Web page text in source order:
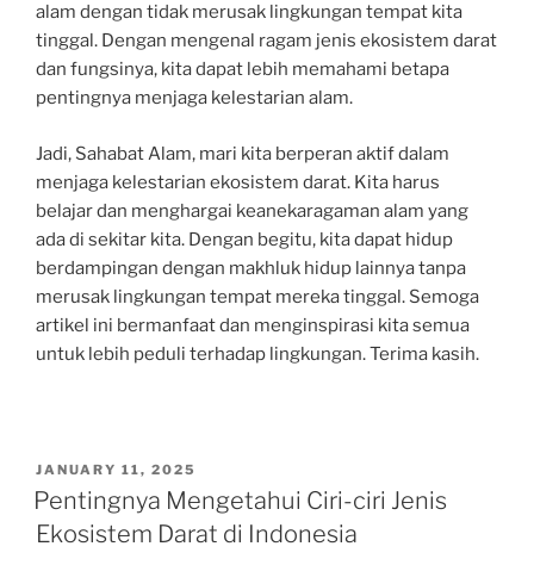
alam dengan tidak merusak lingkungan tempat kita
tinggal. Dengan mengenal ragam jenis ekosistem darat
dan fungsinya, kita dapat lebih memahami betapa
pentingnya menjaga kelestarian alam.
Jadi, Sahabat Alam, mari kita berperan aktif dalam
menjaga kelestarian ekosistem darat. Kita harus
belajar dan menghargai keanekaragaman alam yang
ada di sekitar kita. Dengan begitu, kita dapat hidup
berdampingan dengan makhluk hidup lainnya tanpa
merusak lingkungan tempat mereka tinggal. Semoga
artikel ini bermanfaat dan menginspirasi kita semua
untuk lebih peduli terhadap lingkungan. Terima kasih.
POSTED
ON
JANUARY 11, 2025
Pentingnya Mengetahui Ciri-ciri Jenis
Ekosistem Darat di Indonesia